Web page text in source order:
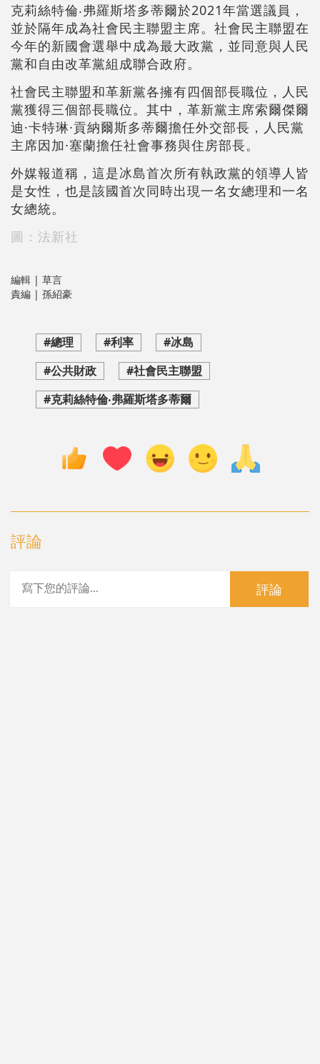
克莉絲特倫‧弗羅斯塔多蒂爾於2021年當選議員，
並於隔年成為社會民主聯盟主席。社會民主聯盟在
今年的新國會選舉中成為最大政黨，並同意與人民
黨和自由改革黨組成聯合政府。
社會民主聯盟和革新黨各擁有四個部長職位，人民
黨獲得三個部長職位。其中，革新黨主席索爾傑爾
迪·卡特琳·貢納爾斯多蒂爾擔任外交部長，人民黨
主席因加·塞蘭擔任社會事務與住房部長。
外媒報道稱，這是冰島首次所有執政黨的領導人皆
是女性，也是該國首次同時出現一名女總理和一名
女總統。
圖：法新社
編輯 | 草言
責編 | 孫紹豪
#總理 #利率
#冰島
#公共財政
#社會民主聯盟
#克莉絲特倫‧弗羅斯塔多蒂爾
評論
評論